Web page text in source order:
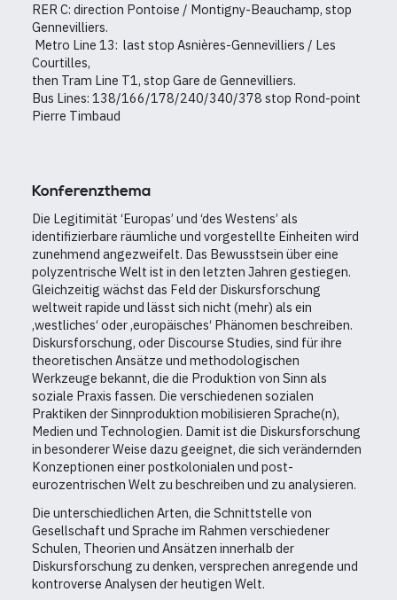
RER C: direction Pontoise / Montigny-Beauchamp, stop
Gennevilliers.
Metro Line 13: last stop Asnières-Gennevilliers / Les
Courtilles,
then Tram Line T1, stop Gare de Gennevilliers.
Bus Lines: 138/166/178/240/340/378 stop Rond-point
Pierre Timbaud
Konferenzthema
Die Legitimität ‘Europas’ und ‘des Westens’ als
identifizierbare räumliche und vorgestellte Einheiten wird
zunehmend angezweifelt. Das Bewusstsein über eine
polyzentrische Welt ist in den letzten Jahren gestiegen.
Gleichzeitig wächst das Feld der Diskursforschung
weltweit rapide und lässt sich nicht (mehr) als ein
‚westliches‘ oder ‚europäisches‘ Phänomen beschreiben.
Diskursforschung, oder Discourse Studies, sind für ihre
theoretischen Ansätze und methodologischen
Werkzeuge bekannt, die die Produktion von Sinn als
soziale Praxis fassen. Die verschiedenen sozialen
Praktiken der Sinnproduktion mobilisieren Sprache(n),
Medien und Technologien. Damit ist die Diskursforschung
in besonderer Weise dazu geeignet, die sich verändernden
Konzeptionen einer postkolonialen und post-
eurozentrischen Welt zu beschreiben und zu analysieren.
Die unterschiedlichen Arten, die Schnittstelle von
Gesellschaft und Sprache im Rahmen verschiedener
Schulen, Theorien und Ansätzen innerhalb der
Diskursforschung zu denken, versprechen anregende und
kontroverse Analysen der heutigen Welt.